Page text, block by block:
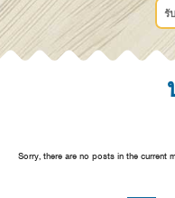
รั
Sorry, there are no posts in the current